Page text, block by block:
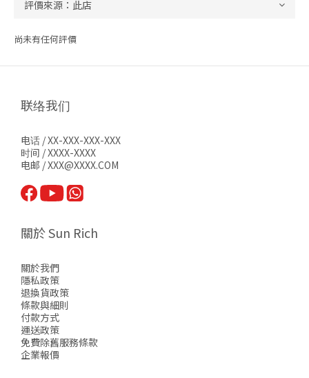
尚未有任何評價
联络我们
电话 / XX-XXX-XXX-XXX
时间 / XXXX-XXXX
电邮 / XXX@XXXX.COM
關於 Sun Rich
關於我們
隱私政策
退換貨政策
條款與細則
付款方式
運送政策
免費除舊服務條款
企業報價